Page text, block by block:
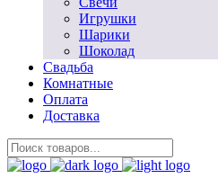
Игрушки
Шарики
Шоколад
Свадьба
Комнатные
Оплата
Доставка